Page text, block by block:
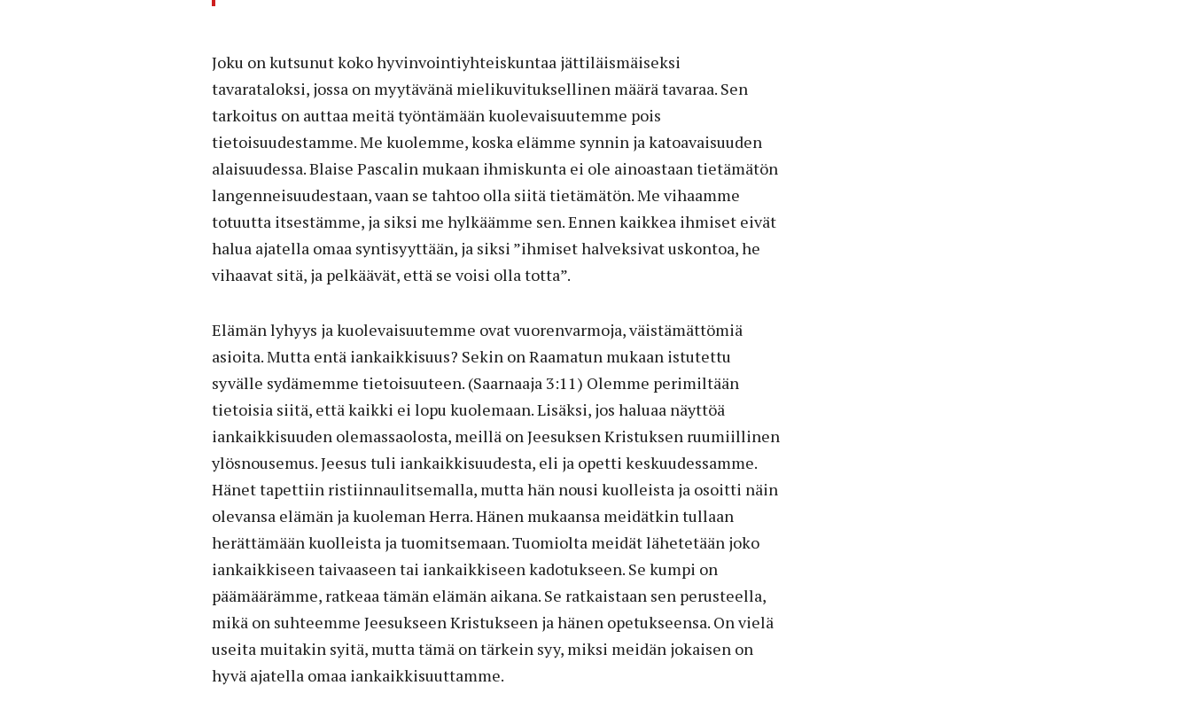
Joku on kutsunut koko hyvinvointiyhteiskuntaa jättiläismäiseksi
tavarataloksi, jossa on myytävänä mielikuvituksellinen määrä tavaraa. Sen
tarkoitus on auttaa meitä työntämään kuolevaisuutemme pois
tietoisuudestamme. Me kuolemme, koska elämme synnin ja katoavaisuuden
alaisuudessa. Blaise Pascalin mukaan ihmiskunta ei ole ainoastaan tietämätön
langenneisuudestaan, vaan se tahtoo olla siitä tietämätön. Me vihaamme
totuutta itsestämme, ja siksi me hylkäämme sen. Ennen kaikkea ihmiset eivät
halua ajatella omaa syntisyyttään, ja siksi ”ihmiset halveksivat uskontoa, he
vihaavat sitä, ja pelkäävät, että se voisi olla totta”.
Elämän lyhyys ja kuolevaisuutemme ovat vuorenvarmoja, väistämättömiä
asioita. Mutta entä iankaikkisuus? Sekin on Raamatun mukaan istutettu
syvälle sydämemme tietoisuuteen. (Saarnaaja 3:11) Olemme perimiltään
tietoisia siitä, että kaikki ei lopu kuolemaan. Lisäksi, jos haluaa näyttöä
iankaikkisuuden olemassaolosta, meillä on Jeesuksen Kristuksen ruumiillinen
ylösnousemus. Jeesus tuli iankaikkisuudesta, eli ja opetti keskuudessamme.
Hänet tapettiin ristiinnaulitsemalla, mutta hän nousi kuolleista ja osoitti näin
olevansa elämän ja kuoleman Herra. Hänen mukaansa meidätkin tullaan
herättämään kuolleista ja tuomitsemaan. Tuomiolta meidät lähetetään joko
iankaikkiseen taivaaseen tai iankaikkiseen kadotukseen. Se kumpi on
päämäärämme, ratkeaa tämän elämän aikana. Se ratkaistaan sen perusteella,
mikä on suhteemme Jeesukseen Kristukseen ja hänen opetukseensa. On vielä
useita muitakin syitä, mutta tämä on tärkein syy, miksi meidän jokaisen on
hyvä ajatella omaa iankaikkisuuttamme.